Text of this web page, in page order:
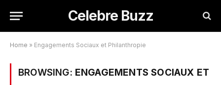
Celebre Buzz
Home » Engagements Sociaux et Philanthropie
BROWSING: ENGAGEMENTS SOCIAUX ET